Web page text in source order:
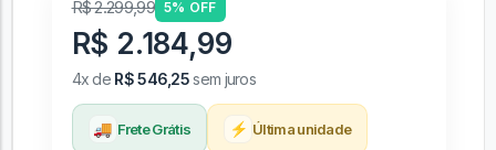
R$ 2.299,99 5% OFF
R$ 2.184,99
4x de R$ 546,25sem juros
🚚 Frete Grátis ⚡ Última unidade